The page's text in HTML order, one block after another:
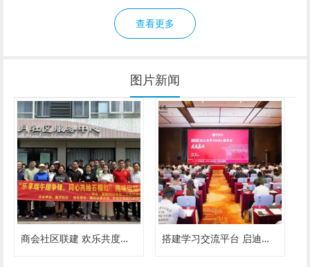
查看更多
图片新闻
商会社区联建 欢乐共度端午 搭建学习交流平台 启迪创业发展智慧——嘉兴市安徽商会成功举办北大光华EMBA思享会